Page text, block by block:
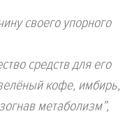
своего упорного
средств для его
кофе, имбирь,
метаболизм”,